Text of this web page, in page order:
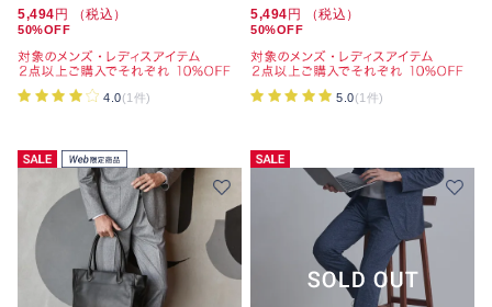
5,494 円 （税込）
50%OFF
4.0(1件)
5,494 円 （税込）
50%OFF
5.0(1件)